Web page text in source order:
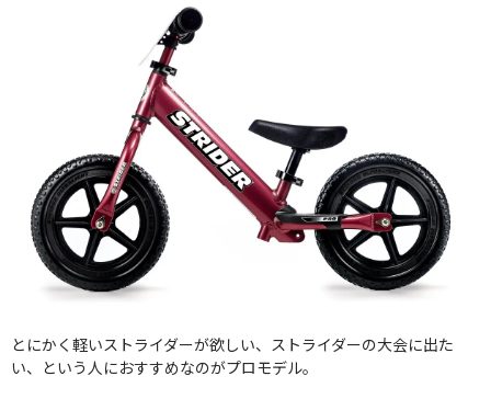
とにかく軽いストライダーが欲しい、ストライダーの大会に出た
い、という人におすすめなのがプロモデル。